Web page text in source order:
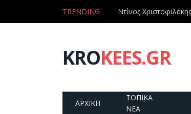
TRENDING
KROKEES.GR
ΑΡΧΙΚΗ
ΤΟΠΙΚΑ
ΝΕΑ